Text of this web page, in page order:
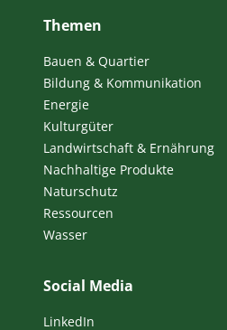
Themen
Bauen & Quartier
Bildung & Kommunikation
Energie
Kulturgüter
Landwirtschaft & Ernährung
Nachhaltige Produkte
Naturschutz
Ressourcen
Wasser
Social Media
LinkedIn